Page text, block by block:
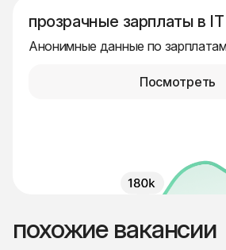
прозрачные зарплаты в IT
Анонимные данные по
Посмотреть
похожие вакансии